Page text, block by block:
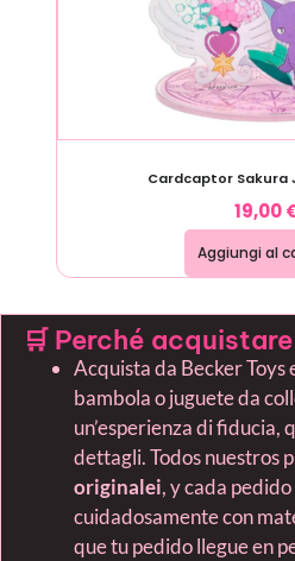
Cardcaptor Sakura
19,00
Aggiungi al
🛒 Perché
Acquista da Becker Toys
bambola o juguete da
un’esperienza di fiducia,
dettagli. Todos nuestros
originalei, y cada
cuidadosamente con
que tu pedido llegue en